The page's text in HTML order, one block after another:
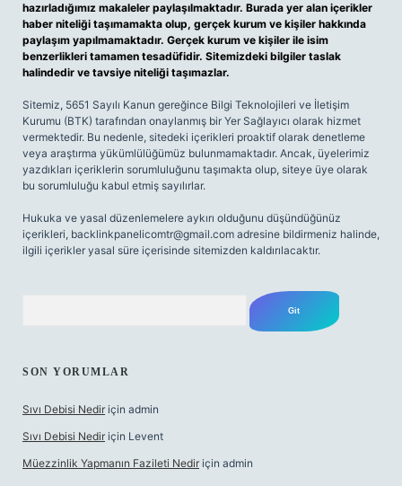
hazırladığımız makaleler paylaşılmaktadır. Burada yer alan içerikler
haber niteliği taşımamakta olup, gerçek kurum ve kişiler hakkında
paylaşım yapılmamaktadır. Gerçek kurum ve kişiler ile isim
benzerlikleri tamamen tesadüfidir. Sitemizdeki bilgiler taslak
halindedir ve tavsiye niteliği taşımazlar.
Sitemiz, 5651 Sayılı Kanun gereğince Bilgi Teknolojileri ve İletişim
Kurumu (BTK) tarafından onaylanmış bir Yer Sağlayıcı olarak hizmet
vermektedir. Bu nedenle, sitedeki içerikleri proaktif olarak denetleme
veya araştırma yükümlülüğümüz bulunmamaktadır. Ancak, üyelerimiz
yazdıkları içeriklerin sorumluluğunu taşımakta olup, siteye üye olarak
bu sorumluluğu kabul etmiş sayılırlar.
Hukuka ve yasal düzenlemelere aykırı olduğunu düşündüğünüz
içerikleri, backlinkpanelicomtr@gmail.com adresine bildirmeniz halinde,
ilgili içerikler yasal süre içerisinde sitemizden kaldırılacaktır.
SON YORUMLAR
Sıvı Debisi Nedir için admin
Sıvı Debisi Nedir için Levent
Müezzinlik Yapmanın Fazileti Nedir için admin